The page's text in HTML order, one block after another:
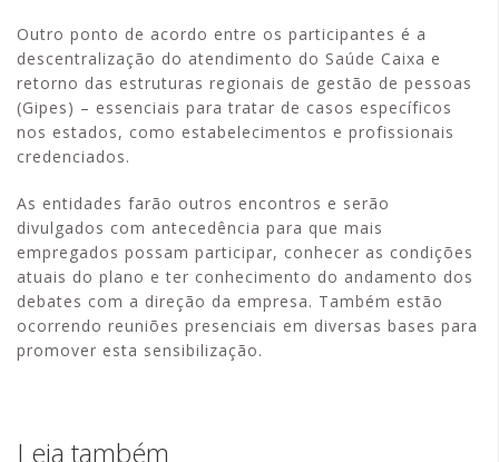
Outro ponto de acordo entre os participantes é a
descentralização do atendimento do Saúde Caixa e
retorno das estruturas regionais de gestão de pessoas
(Gipes) – essenciais para tratar de casos específicos
nos estados, como estabelecimentos e profissionais
credenciados.
As entidades farão outros encontros e serão
divulgados com antecedência para que mais
empregados possam participar, conhecer as condições
atuais do plano e ter conhecimento do andamento dos
debates com a direção da empresa. Também estão
ocorrendo reuniões presenciais em diversas bases para
promover esta sensibilização.
Leia também